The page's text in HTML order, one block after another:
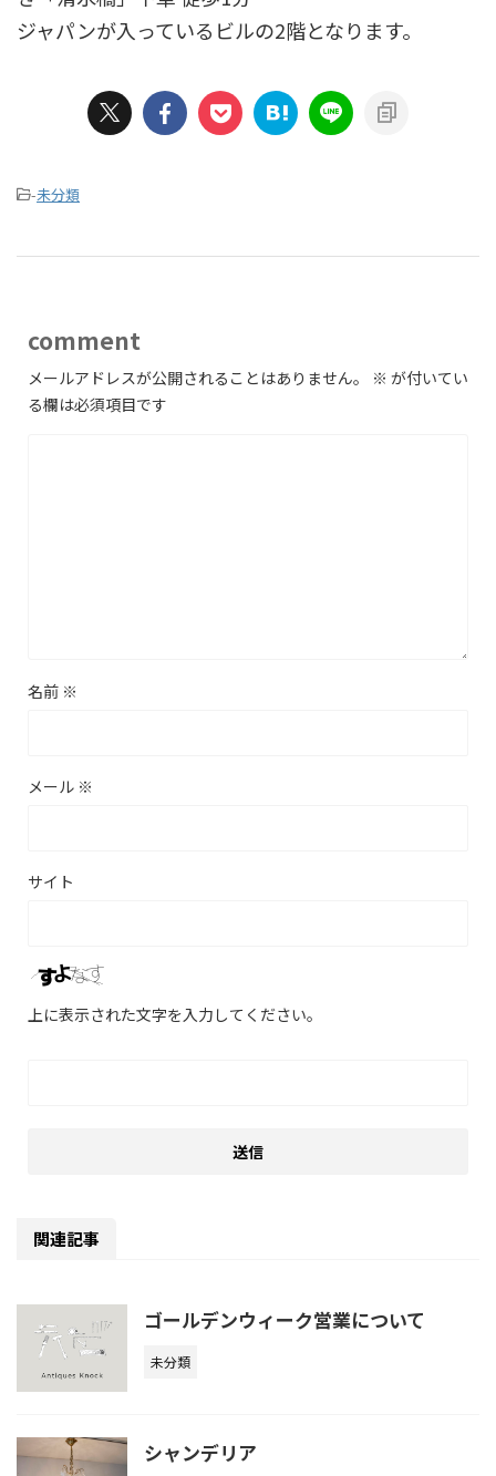
ジャパンが入っているビルの2階となります。
-未分類
comment
メールアドレスが公開されることはありません。 ※ が付いてい
る欄は必須項目です
名前 ※
メール ※
サイト
上に表示された文字を入力してください。
関連記事
ゴールデンウィーク営業について
未分類
シャンデリア